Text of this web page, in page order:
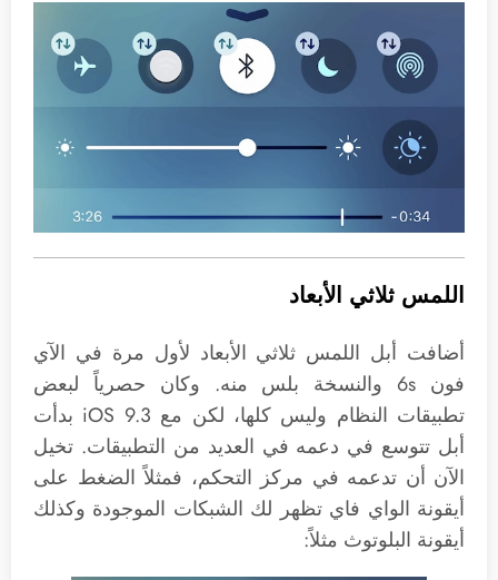
اللمس ثلاثي الأبعاد
أضافت أبل اللمس ثلاثي الأبعاد لأول مرة في الآي
فون 6s والنسخة بلس منه. وكان حصرياً لبعض
تطبيقات النظام وليس كلها، لكن مع iOS 9.3 بدأت
أبل تتوسع في دعمه في العديد من التطبيقات. تخيل
الآن أن تدعمه في مركز التحكم، فمثلاً الضغط على
أيقونة الواي فاي تظهر لك الشبكات الموجودة وكذلك
أيقونة البلوتوث مثلاً: